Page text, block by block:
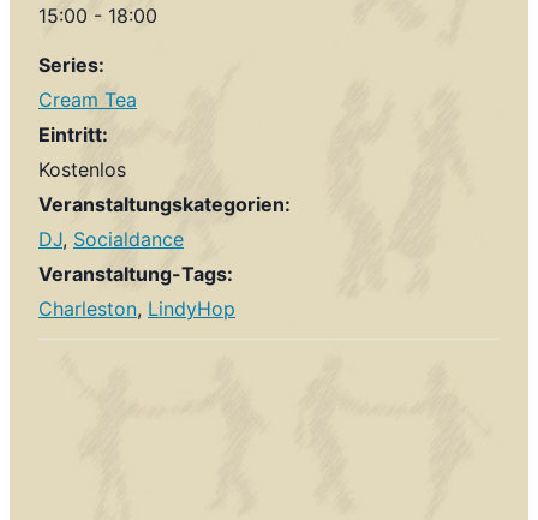
15:00 - 18:00
Series:
Cream Tea
Eintritt:
Kostenlos
Veranstaltungskategorien:
DJ, Socialdance
Veranstaltung-Tags:
Charleston, LindyHop